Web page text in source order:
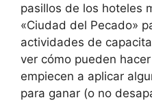
pasillos de los hoteles
«Ciudad del Pecado»
actividades de
ver cómo pueden
empiecen a aplicar
para ganar (o no